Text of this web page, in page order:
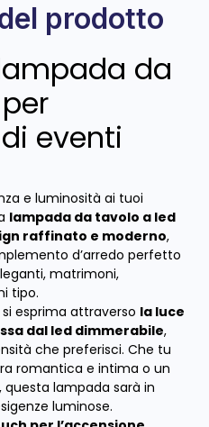
prodotto
da
eventi
e luminosità ai tuoi
lampada da tavolo a led
raffinato e moderno,
d’arredo perfetto
matrimoni,
tipo.
esprima attraverso la luce
dal led dimmerabile,
che preferisci. Che tu
romantica e intima o un
lampada sarà in
luminose.